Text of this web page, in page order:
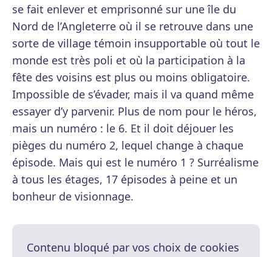
se fait enlever et emprisonné sur une île du
Nord de l’Angleterre où il se retrouve dans une
sorte de village témoin insupportable où tout le
monde est très poli et où la participation à la
fête des voisins est plus ou moins obligatoire.
Impossible de s’évader, mais il va quand même
essayer d’y parvenir. Plus de nom pour le héros,
mais un numéro : le 6. Et il doit déjouer les
pièges du numéro 2, lequel change à chaque
épisode. Mais qui est le numéro 1 ? Surréalisme
à tous les étages, 17 épisodes à peine et un
bonheur de visionnage.
Contenu bloqué par vos choix de cookies